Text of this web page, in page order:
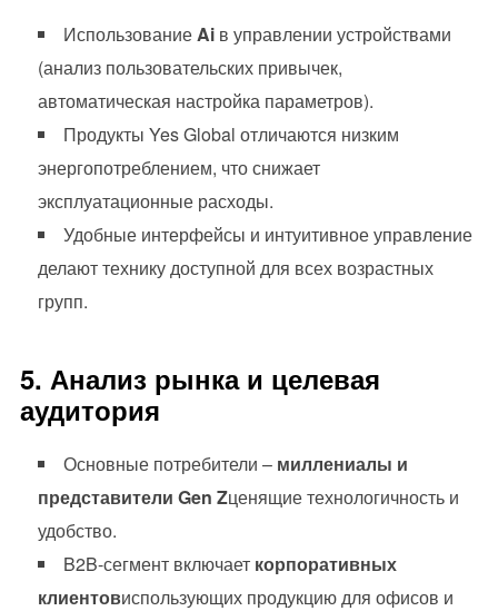
ИспользованиеAiв управлении устройствами
(анализ пользовательских привычек,
автоматическая настройка параметров).
Продукты Yes Global отличаются низким
энергопотреблением, что снижает
эксплуатационные расходы.
Удобные интерфейсы и интуитивное управление
делают технику доступной для всех возрастных
групп.
5. Анализ рынка и целевая
аудитория
Основные потребители – миллениалы и
представители Gen Zценящие технологичность и
удобство.
B2B-сегмент включает корпоративных
клиентовиспользующих продукцию для офисов и